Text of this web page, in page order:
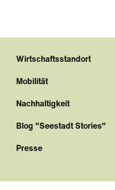
Wirtschaftsstandort
Mobilität
Nachhaltigkeit
Blog "Seestadt Stories"
Presse